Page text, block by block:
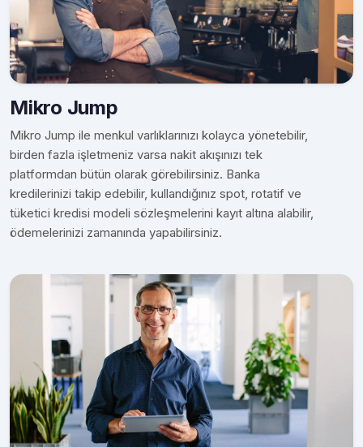
Mikro Jump
Mikro Jump ile menkul varlıklarınızı kolayca yönetebilir,
birden fazla işletmeniz varsa nakit akışınızı tek
platformdan bütün olarak görebilirsiniz. Banka
kredilerinizi takip edebilir, kullandığınız spot, rotatif ve
tüketici kredisi modeli sözleşmelerini kayıt altına alabilir,
ödemelerinizi zamanında yapabilirsiniz.